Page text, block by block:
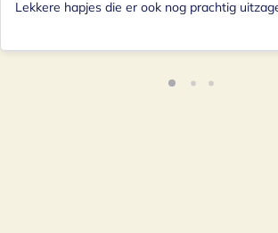
Lekkere hapjes die er ook nog prachtig